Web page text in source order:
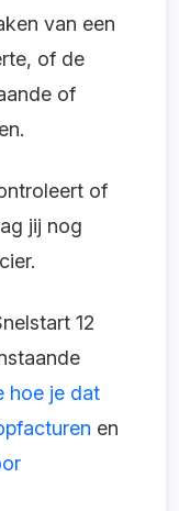
van een
of de
of
of
jij nog
12
hoe je dat
en